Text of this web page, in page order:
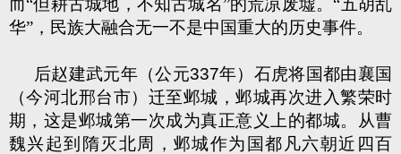
而“但耕古城地，不知古城名”的荒凉废墟。“五胡乱
华”，民族大融合无一不是中国重大的历史事件。
后赵建武元年（公元337年）石虎将国都由襄国
（今河北邢台市）迁至邺城，邺城再次进入繁荣时
期，这是邺城第一次成为真正意义上的都城。从曹
魏兴起到隋灭北周，邺城作为国都凡六朝近四百